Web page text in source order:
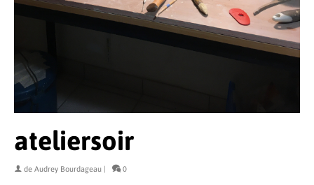
ateliersoir
de Audrey Bourdageau | 0